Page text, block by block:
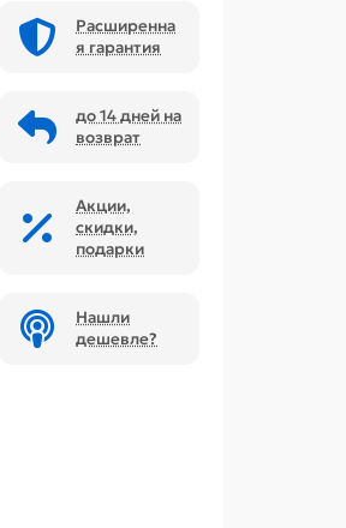
Расширенна
я гарантия
до 14 дней на
возврат
Акции,
скидки,
подарки
Нашли
дешевле?